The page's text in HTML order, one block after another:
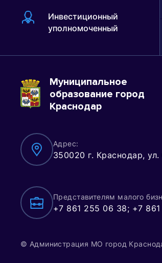
Инвестиционный
уполномоченный
Муниципальное
образование город
Краснодар
Адрес:
350020 г. Краснодар,
Представителям малого
+7 861 255 06 38; +7
© Администрация МО город